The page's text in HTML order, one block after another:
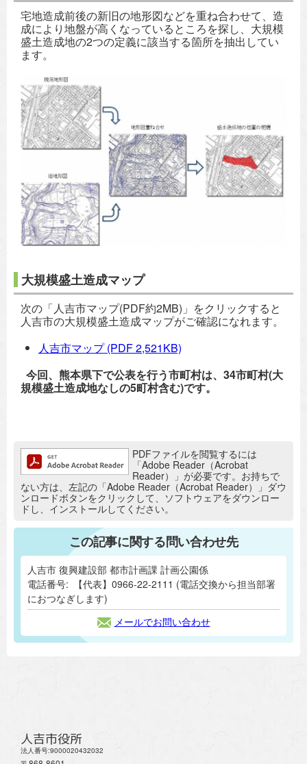
宅地造成前後の新旧の地形図などを重ね合わせて、造
成により地盤が高くなっているところを探し、大規模
盛土造成地の2つの定義に該当する箇所を抽出してい
ます。
大規模盛土造成マップ
次の「人吉市マップ(PDF約2MB)」をクリックすると
人吉市の大規模盛土造成マップがご確認になれます。
人吉市マップ(PDF 2,521KB)
今回、熊本県下で公表を行う市町村は、34市町村(大
規模盛土造成地なしの5町村含む)です。
追加情報：PDFファイルPDFファイルを閲覧するには
「Adobe Reader（Acrobat
Reader）」が必要です。お持ちで
ない方は、左記の「Adobe Reader（Acrobat Reader）」ダウ
ンロードボタンをクリックして、ソフトウェアをダウンロー
ドし、インストールしてください。
この記事に関する問い合わせ先
人吉市 復興建設部 都市計画課 計画公園係
電話番号:
【代表】0966-22-2111 (電話交換から担当部署
におつなぎします)
メールでお問い合わせ
人吉市役所
法人番号:9000020432032